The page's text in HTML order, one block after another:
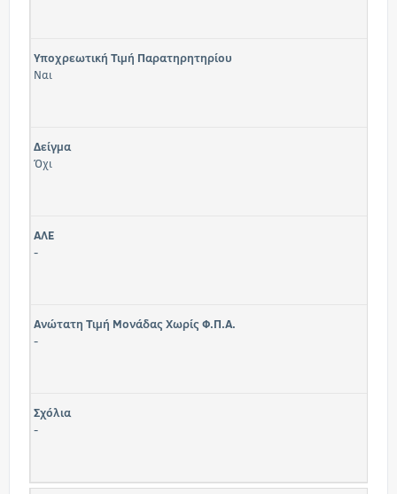
Υποχρεωτική Τιμή Παρατηρητηρίου
Ναι
Δείγμα
Όχι
ΑΛΕ
-
Ανώτατη Τιμή Μονάδας Χωρίς Φ.Π.Α.
-
Σχόλια
-